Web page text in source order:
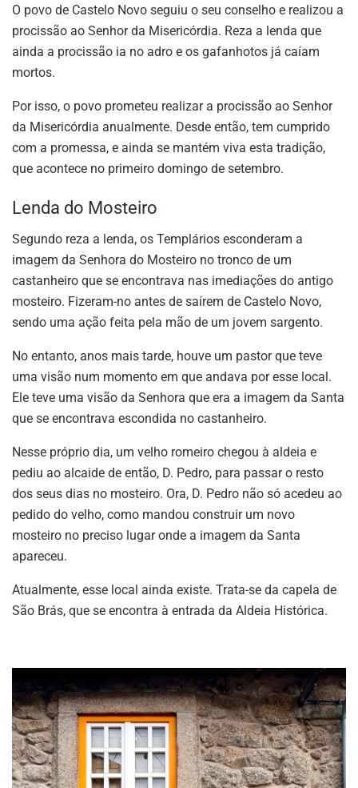
O povo de Castelo Novo seguiu o seu conselho e realizou a
procissão ao Senhor da Misericórdia. Reza a lenda que
ainda a procissão ia no adro e os gafanhotos já caíam
mortos.
Por isso, o povo prometeu realizar a procissão ao Senhor
da Misericórdia anualmente. Desde então, tem cumprido
com a promessa, e ainda se mantém viva esta tradição,
que acontece no primeiro domingo de setembro.
Lenda do Mosteiro
Segundo reza a lenda, os Templários esconderam a
imagem da Senhora do Mosteiro no tronco de um
castanheiro que se encontrava nas imediações do antigo
mosteiro. Fizeram-no antes de saírem de Castelo Novo,
sendo uma ação feita pela mão de um jovem sargento.
No entanto, anos mais tarde, houve um pastor que teve
uma visão num momento em que andava por esse local.
Ele teve uma visão da Senhora que era a imagem da Santa
que se encontrava escondida no castanheiro.
Nesse próprio dia, um velho romeiro chegou à aldeia e
pediu ao alcaide de então, D. Pedro, para passar o resto
dos seus dias no mosteiro. Ora, D. Pedro não só acedeu ao
pedido do velho, como mandou construir um novo
mosteiro no preciso lugar onde a imagem da Santa
apareceu.
Atualmente, esse local ainda existe. Trata-se da capela de
São Brás, que se encontra à entrada da Aldeia Histórica.